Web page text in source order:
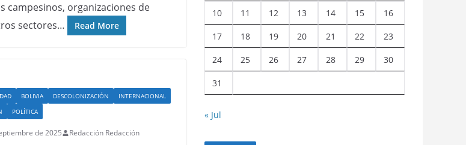
campesinos, organizaciones de
sectores…
Read More
BOLIVIA DESCOLONIZACIÓN
INTERNACIONAL
POLÍTICA
de 2025 Redacción Redacción
10 11 12 13 14 15 16
17 18 19 20 21 22 23
24 25 26 27 28 29 30
31
« Jul